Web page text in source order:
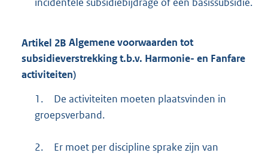
Artikel 2B Algemene voorwaarden tot
subsidieverstrekking t.b.v. Harmonie- en Fanfare
activiteiten)
1.
De activiteiten moeten plaatsvinden in
groepsverband.
2.
Er moet per discipline sprake zijn van